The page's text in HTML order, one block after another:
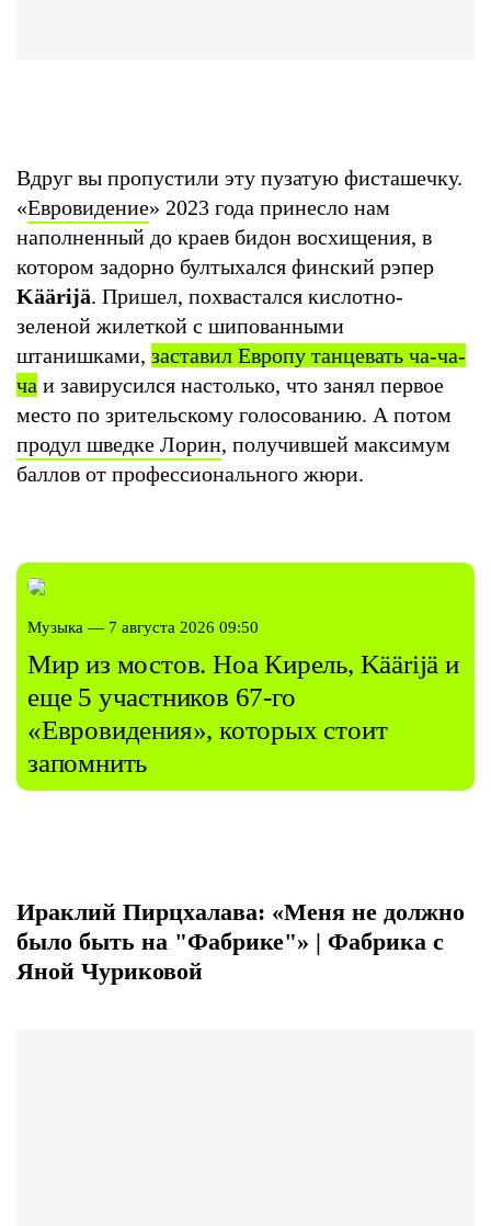
Вдруг вы пропустили эту пузатую фисташечку.
«Евровидение» 2023 года принесло нам
наполненный до краев бидон восхищения, в
котором задорно бултыхался финский рэпер
Käärijä. Пришел, похвастался кислотно-
зеленой жилеткой с шипованными
штанишками, заставил Европу танцевать ча-ча-
ча и завирусился настолько, что занял первое
место по зрительскому голосованию. А потом
продул шведке Лорин, получившей максимум
баллов от профессионального жюри.
Музыка — 7 августа 2026 09:50
Мир из мостов. Ноа Кирель, Käärijä и
еще 5 участников 67-го
«Евровидения», которых стоит
запомнить
Ираклий Пирцхалава: «Меня не должно
было быть на "Фабрике"» | Фабрика с
Яной Чуриковой